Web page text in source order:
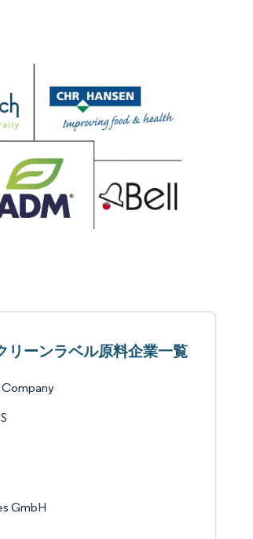
リーンラベル原料企業一覧
Company
GmbH